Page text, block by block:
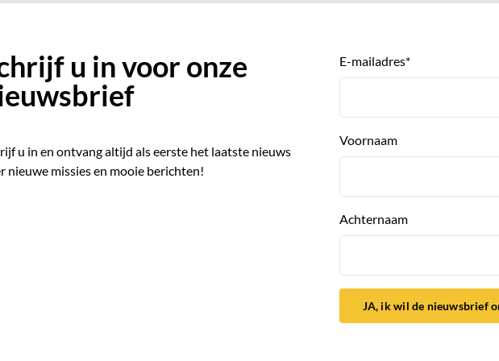
u in voor onze
u in en ontvang altijd als eerste het laatste nieuws
nieuwe missies en mooie berichten!
E-mailadres*
Voornaam
Achternaam
JA, ik wil de nieuwsbrief